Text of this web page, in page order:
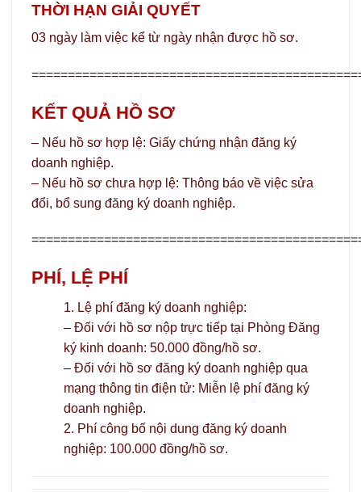
THỜI HẠN GIẢI QUYẾT
03 ngày làm việc kể từ ngày nhận được hồ sơ.
KẾT QUẢ HỒ SƠ
– Nếu hồ sơ hợp lệ: Giấy chứng nhận đăng ký
doanh nghiệp.
– Nếu hồ sơ chưa hợp lệ: Thông báo về việc sửa
đổi, bổ sung đăng ký doanh nghiệp.
PHÍ, LỆ PHÍ
1. Lệ phí đăng ký doanh nghiệp:
– Đối với hồ sơ nộp trực tiếp tại Phòng Đăng
ký kinh doanh: 50.000 đồng/hồ sơ.
– Đối với hồ sơ đăng ký doanh nghiệp qua
mạng thông tin điện tử: Miễn lệ phí đăng ký
doanh nghiệp.
2. Phí công bố nội dung đăng ký doanh
nghiệp: 100.000 đồng/hồ sơ.